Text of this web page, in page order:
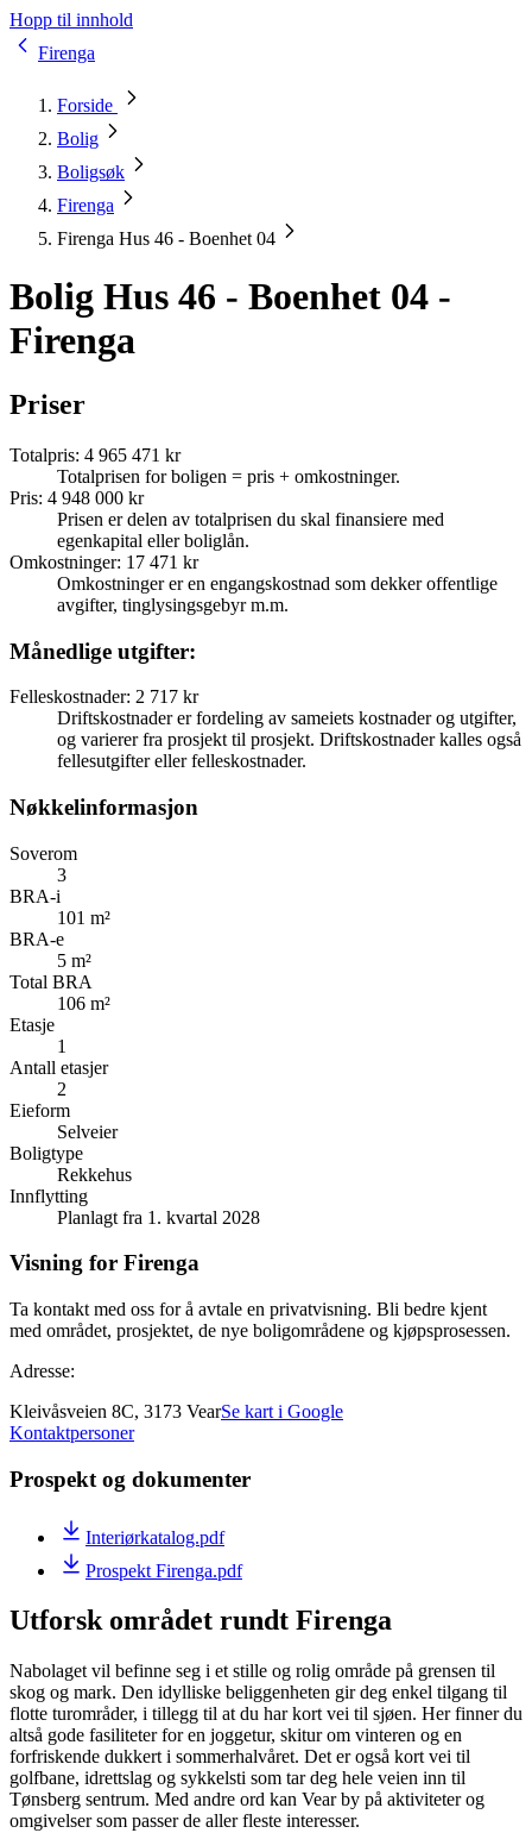
Hopp til innhold
Firenga
Forside
Bolig
Boligsøk
Firenga
Firenga Hus 46 - Boenhet 04
Bolig Hus 46 - Boenhet 04 -
Firenga
Priser
Totalpris: 4 965 471 kr
Totalprisen for boligen = pris + omkostninger.
Pris: 4 948 000 kr
Prisen er delen av totalprisen du skal finansiere med
egenkapital eller boliglån.
Omkostninger: 17 471 kr
Omkostninger er en engangskostnad som dekker offentlige
avgifter, tinglysingsgebyr m.m.
Månedlige utgifter:
Felleskostnader: 2 717 kr
Driftskostnader er fordeling av sameiets kostnader og utgifter,
og varierer fra prosjekt til prosjekt. Driftskostnader kalles også
fellesutgifter eller felleskostnader.
Nøkkelinformasjon
Soverom
3
BRA-i
101 m²
BRA-e
5 m²
Total BRA
106 m²
Etasje
1
Antall etasjer
2
Eieform
Selveier
Boligtype
Rekkehus
Innflytting
Planlagt fra 1. kvartal 2028
Visning for Firenga
Ta kontakt med oss for å avtale en privatvisning. Bli bedre kjent
med området, prosjektet, de nye boligområdene og kjøpsprosessen.
Adresse:
Kleivåsveien 8C, 3173 VearSe kart i Google
Kontaktpersoner
Prospekt og dokumenter
Interiørkatalog.pdf
Prospekt Firenga.pdf
Utforsk området rundt Firenga
Nabolaget vil befinne seg i et stille og rolig område på grensen til
skog og mark. Den idylliske beliggenheten gir deg enkel tilgang til
flotte tur­områder, i tillegg til at du har kort vei til sjøen. Her finner du
altså gode fasiliteter for en joggetur, skitur om vinteren og en
forfriskende dukkert i sommerhalvåret. Det er også kort vei til
golfbane, idrettslag og sykkel­sti som tar deg hele veien inn til
Tønsberg sentrum. Med andre ord kan Vear by på aktiviteter og
omgivelser som passer de aller fleste interesser.